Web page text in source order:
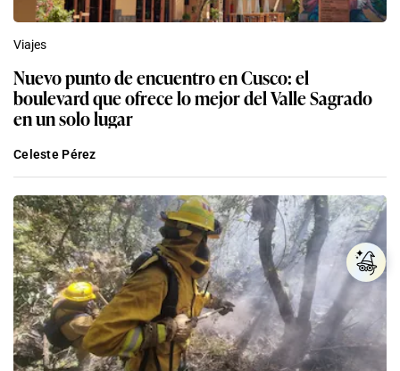
Viajes
Nuevo punto de encuentro en Cusco: el
boulevard que ofrece lo mejor del Valle Sagrado
en un solo lugar
Celeste Pérez